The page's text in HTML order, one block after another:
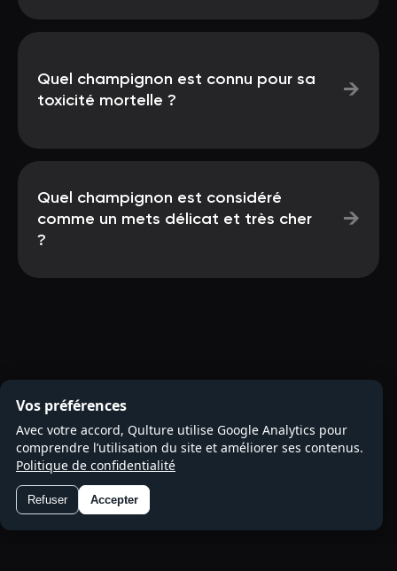
Quel champignon est connu pour sa
toxicité mortelle ?
→
Quel champignon est considéré
comme un mets délicat et très cher
?
→
Vos préférences
Avec votre accord, Qulture utilise Google Analytics pour
comprendre l’utilisation du site et améliorer ses contenus.
Politique de confidentialité
Refuser Accepter